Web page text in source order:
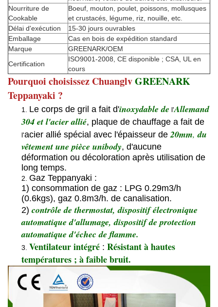
Nourriture de
Cookable
Boeuf, mouton, poulet, poissons, mollusques
et crustacés, légume, riz, nouille, etc.
Délai d'exécution
15-30 jours ouvrables
Emballage
Cas en bois de expédition standard
Marque
GREENARK/OEM
Certification
ISO9001-2008, CE disponible ; CSA, UL en
cours
Pourquoi choisissez ChuanglvGREENARK
Teppanyaki ?
1. Le corps de gril a fait d'inoxydable de l'Allemand
304 et l'acier allié, plaque de chauffage a fait de
l'acier allié spécial avec l'épaisseur de20mm,du
vêtement une pièce unibody, d'aucune
déformation ou décoloration après utilisation de
long temps.
2. Gaz Teppanyaki :
1) consommation de gaz : LPG 0.29m3/h
(0.6kgs), gaz 0.8m3/h. de canalisation.
2)contrôle de thermostat, dispositif électronique
automatique d'allumage, dispositif de protection
automatique d'échec de flamme.
3. Ventilateur intégré :Résistant à hautes
températures ; à faible bruit.